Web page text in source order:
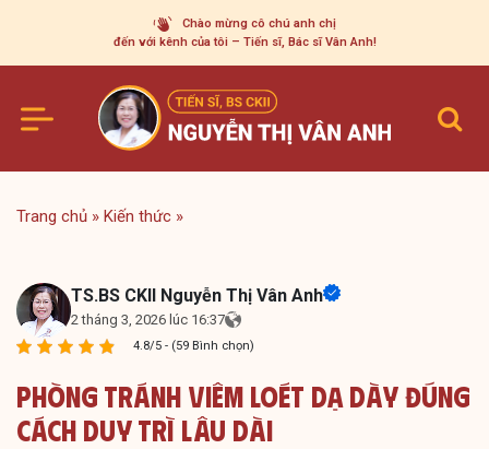
content
Chào mừng cô chú anh chị
đến với kênh của tôi – Tiến sĩ, Bác sĩ Vân Anh!
Trang chủ » Kiến thức »
TS.BS CKII Nguyễn Thị Vân Anh
2 tháng 3, 2026 lúc 16:37
4.8/5 - (59 Bình chọn)
Phòng Tránh Viêm Loét Dạ Dày Đúng
Cách Duy Trì Lâu Dài